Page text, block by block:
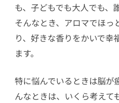
も、子どもでも大人でも、
そんなとき、アロマでほっ
り、好きな香りをかいで幸
ます。
特に悩んでいるときは脳が
んなときは、いくら考えて